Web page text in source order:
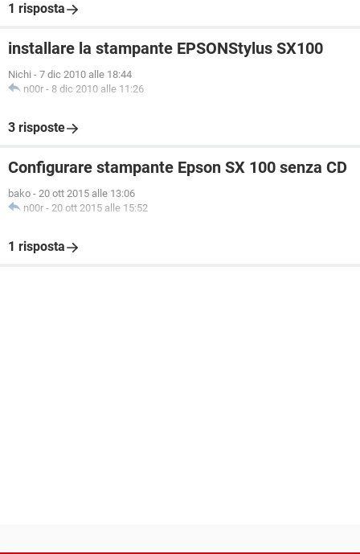
1 risposta
installare la stampante EPSONStylus SX100
Nichi - 7 dic 2010 alle 18:44
n00r - 8 dic 2010 alle 11:26
3 risposte
Configurare stampante Epson SX 100 senza CD
bako - 20 ott 2015 alle 13:06
n00r - 20 ott 2015 alle 15:52
1 risposta